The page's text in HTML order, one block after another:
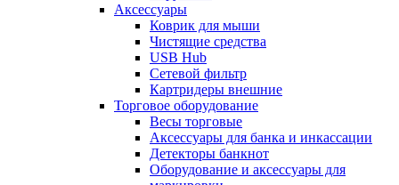
Аксессуары
Коврик для мыши
Чистящие средства
USB Hub
Сетевой фильтр
Картридеры внешние
Торговое оборудование
Весы торговые
Аксессуары для банка и инкассации
Детекторы банкнот
Оборудование и аксессуары для